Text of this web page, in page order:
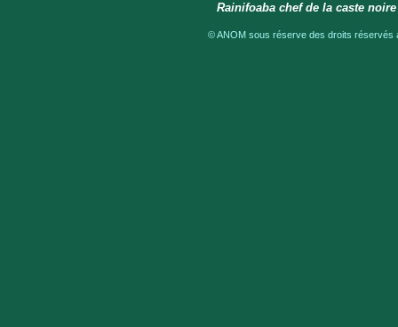
Rainifoaba chef de la caste
© ANOM sous réserve des droits réservés